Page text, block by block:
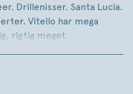
Drillenisser. Santa Lucia.
Vitello har mega
rigtig meget.
i Vitellos verden. Lige til